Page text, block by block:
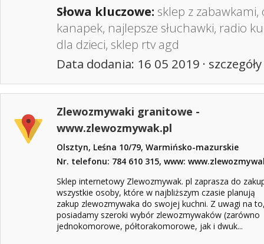
Słowa kluczowe: sklep z zabawkami,
kanapek, najlepsze słuchawki, radio
dla dzieci, sklep rtv agd
Data dodania: 16 05 2019 ·
Zlewozmywaki granitowe -
www.zlewozmywak.pl
Olsztyn, Leśna 10/79, Warmińsko-mazurskie
Nr. telefonu: 784 610 315, www:
Sklep internetowy Zlewozmywak. pl zaprasza do
wszystkie osoby, które w najbliższym czasie planują
zakup zlewozmywaka do swojej kuchni. Z uwagi na
posiadamy szeroki wybór zlewozmywaków (zarówno
jednokomorowe, półtorakomorowe, jak i dwuk...